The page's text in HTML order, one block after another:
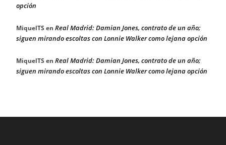
opción
MiquelTS en Real Madrid: Damian Jones, contrato de un año;
siguen mirando escoltas con Lonnie Walker como lejana opción
MiquelTS en Real Madrid: Damian Jones, contrato de un año;
siguen mirando escoltas con Lonnie Walker como lejana opción